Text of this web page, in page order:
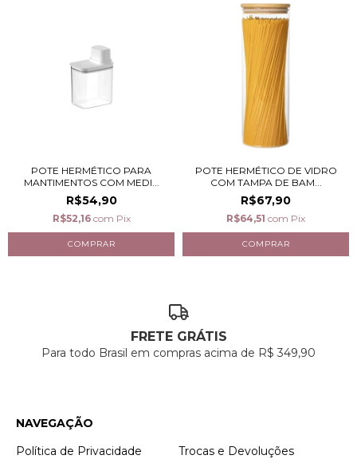
POTE HERMÉTICO PARA
MANTIMENTOS COM MEDI...
R$54,90
R$52,16 com Pix
POTE HERMÉTICO DE VIDRO
COM TAMPA DE BAM...
R$67,90
R$64,51 com Pix
FRETE GRÁTIS
Para todo Brasil em compras acima de R$ 349,90
NAVEGAÇÃO
Política de Privacidade
Trocas e Devoluções